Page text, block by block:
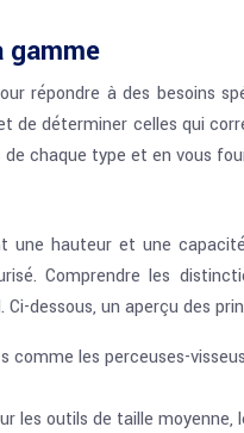
gamme
répondre à des besoins
de déterminer celles qui
chaque type et en vous
une hauteur et une
Comprendre les
dessous, un aperçu des
comme les perceuses-
les outils de taille